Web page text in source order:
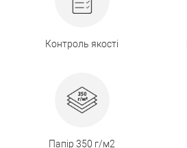
Контроль якості
Папір 350 г/м2